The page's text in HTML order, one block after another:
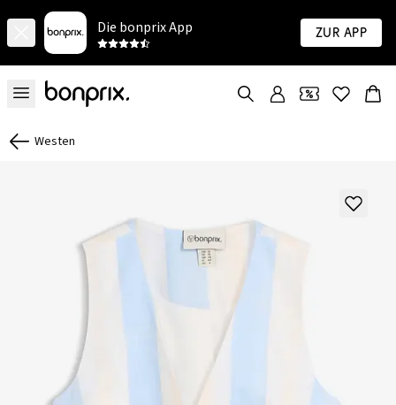
Die bonprix App Zur App
Westen